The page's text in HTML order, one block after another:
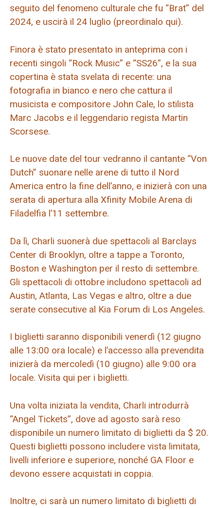
seguito del fenomeno culturale che fu “Brat” del
2024, e uscirà il 24 luglio (preordinalo qui).
Finora è stato presentato in anteprima con i
recenti singoli “Rock Music” e “SS26”, e la sua
copertina è stata svelata di recente: una
fotografia in bianco e nero che cattura il
musicista e compositore John Cale, lo stilista
Marc Jacobs e il leggendario regista Martin
Scorsese.
Le nuove date del tour vedranno il cantante “Von
Dutch” suonare nelle arene di tutto il Nord
America entro la fine dell’anno, e inizierà con una
serata di apertura alla Xfinity Mobile Arena di
Filadelfia l’11 settembre.
Da lì, Charli suonerà due spettacoli al Barclays
Center di Brooklyn, oltre a tappe a Toronto,
Boston e Washington per il resto di settembre.
Gli spettacoli di ottobre includono spettacoli ad
Austin, Atlanta, Las Vegas e altro, oltre a due
serate consecutive al Kia Forum di Los Angeles.
I biglietti saranno disponibili venerdì (12 giugno
alle 13:00 ora locale) e l’accesso alla prevendita
inizierà da mercoledì (10 giugno) alle 9:00 ora
locale. Visita qui per i biglietti.
Una volta iniziata la vendita, Charli introdurrà
“Angel Tickets”, dove ad agosto sarà reso
disponibile un numero limitato di biglietti da $ 20.
Questi biglietti possono includere vista limitata,
livelli inferiore e superiore, nonché GA Floor e
devono essere acquistati in coppia.
Inoltre, ci sarà un numero limitato di biglietti di